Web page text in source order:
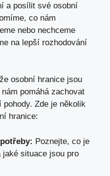
a posílit své osobní
co nám
nebo nechceme
na lepší rozhodování
osobní hranice jsou
pomáhá zachovat
Zde je několik
hranice:
Poznejte, co je
jaké situace jsou pro